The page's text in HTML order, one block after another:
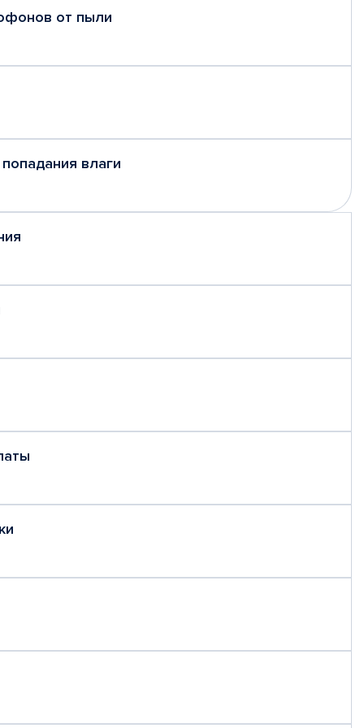
от пыли
влаги